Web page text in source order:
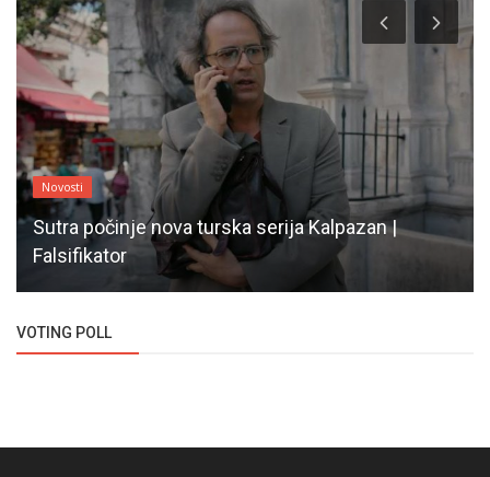
Novosti
Sutra počinje nova turska serija Kalpazan |
Falsifikator
VOTING POLL